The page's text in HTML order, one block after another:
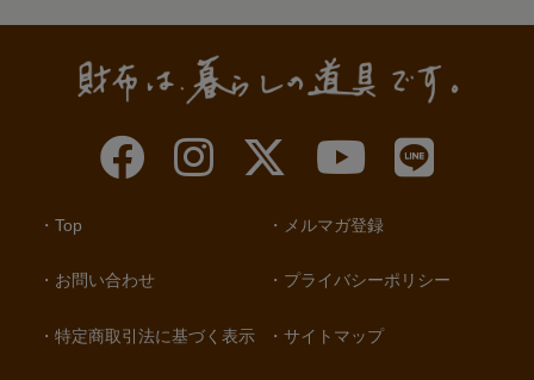
Top
お問い合わせ
特定商取引法に基づく表示
メルマガ登録
プライバシーポリシー
サイトマップ